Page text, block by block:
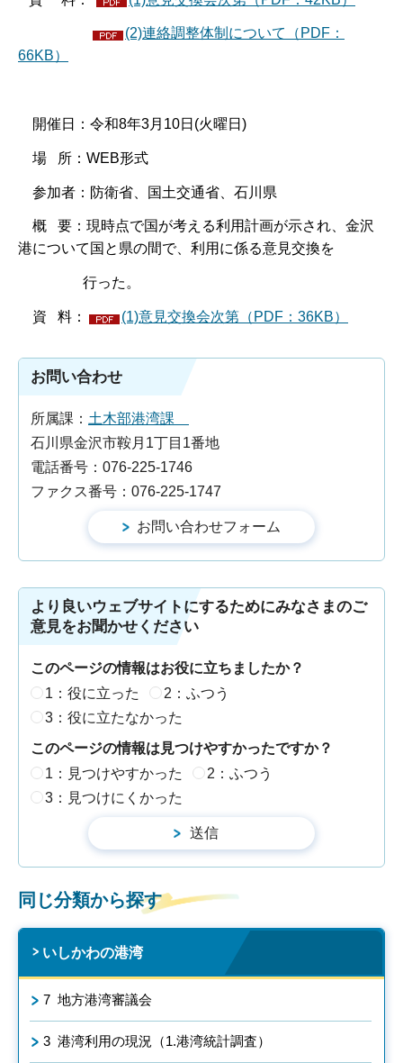
(2)連絡調整体制について（PDF：
66KB）
開催日：令和8年3月10日(火曜日)
場 所：WEB形式
参加者：防衛省、国土交通省、石川県
概 要：現時点で国が考える利用計画が示され、金沢
港について国と県の間で、利用に係る意見交換を
行った。
資 料： (1)意見交換会次第（PDF：36KB）
お問い合わせ
所属課： 土木部港湾課
石川県金沢市鞍月1丁目1番地
電話番号：076-225-1746
ファクス番号：076-225-1747
より良いウェブサイトにするためにみなさまのご
意見をお聞かせください
このページの情報はお役に立ちましたか？
1：役に立った
2：ふつう
3：役に立たなかった
このページの情報は見つけやすかったですか？
1：見つけやすかった
2：ふつう
3：見つけにくかった
同じ分類から探す
いしかわの港湾
7 地方港湾審議会
3 港湾利用の現況（1.港湾統計調査）